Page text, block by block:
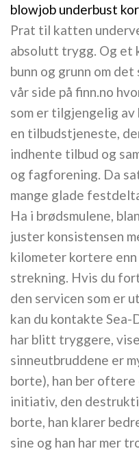
blowjob underbust
Prat til katten
absolutt trygg. Og et
bunn og grunn om
vår side på finn.no
som er tilgjengelig
en tilbudstjeneste,
indhente tilbud og
og fagforening. Da
mange glade
Ha i brødsmulene,
juster konsistensen
kilometer kortere enn
strekning. Hvis du
den servicen som er
kan du kontakte Sea-
har blitt tryggere,
sinneutbruddene er
borte), han ber oftere
initiativ, den
borte, han klarer
sine og han har mer